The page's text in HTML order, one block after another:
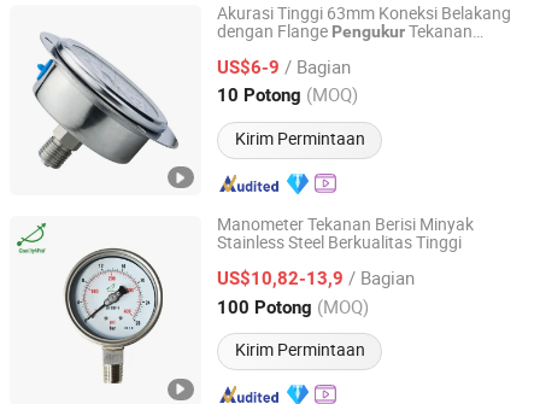
Akurasi Tinggi 63mm Koneksi Belakang
dengan Flange PengukurTekanan
US$6-9 / Bagian
10 Potong (MOQ)
Kirim Permintaan
Zhejiang Shengdi Instrument Co., Ltd.
Zhejiang, China Harga mulai 2024
Manometer Tekanan Berisi Minyak
Stainless Steel Berkualitas Tinggi
US$10,82-13,9 / Bagian
100 Potong (MOQ)
Kirim Permintaan
Shanghai Qualitywell Industrial Co., Ltd.
Shanghai, China Harga mulai 2023